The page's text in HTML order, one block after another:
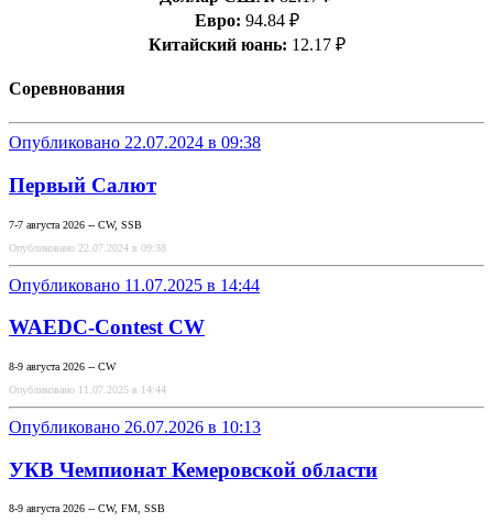
Евро: 94.84 ₽
Китайский юань: 12.17 ₽
Соревнования
Опубликовано 22.07.2024 в 09:38
Первый Салют
7-7 августа 2026 -- CW, SSB
Опубликовано 22.07.2024 в 09:38
Опубликовано 11.07.2025 в 14:44
WAEDC-Contest CW
8-9 августа 2026 -- CW
Опубликовано 11.07.2025 в 14:44
Опубликовано 26.07.2026 в 10:13
УКВ Чемпионат Кемеровской области
8-9 августа 2026 -- CW, FM, SSB